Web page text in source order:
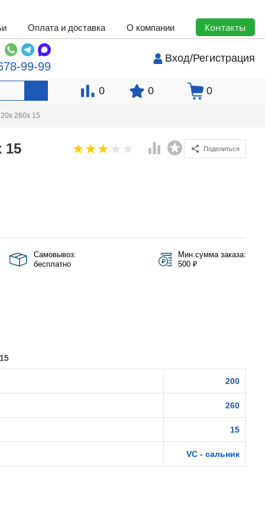
Оплата и доставка О компании Контакты
99-99
Вход/Регистрация
0 0 0
260x 15
15 Поделиться
Самовывоз:
бесплатно
Мин.сумма заказа:
500 ₽
200
260
15
VC - сальник